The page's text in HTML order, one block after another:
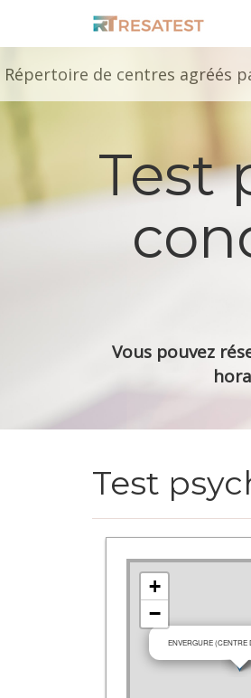
Répertoire de centres agréés
Test
Vous pouvez
Test
ENVERGURE (CENTRE
+
−